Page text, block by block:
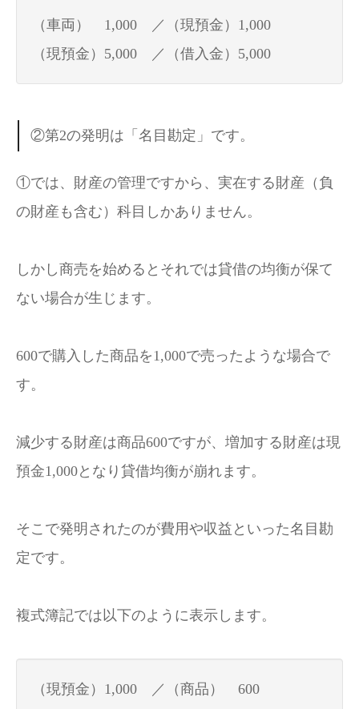
（車両） 1,000 ／（現預金）1,000
（現預金）5,000 ／（借入金）5,000
②第2の発明は「名目勘定」です。
①では、財産の管理ですから、実在する財産（負
の財産も含む）科目しかありません。
しかし商売を始めるとそれでは貸借の均衡が保て
ない場合が生じます。
600で購入した商品を1,000で売ったような場合で
す。
減少する財産は商品600ですが、増加する財産は現
預金1,000となり貸借均衡が崩れます。
そこで発明されたのが費用や収益といった名目勘
定です。
複式簿記では以下のように表示します。
（現預金）1,000 ／（商品） 600